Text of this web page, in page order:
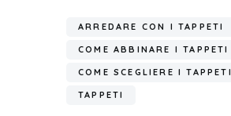
ARREDARE CON I TAPPETI
COME ABBINARE I TAPPETI
COME SCEGLIERE I TAPPETI
TAPPETI